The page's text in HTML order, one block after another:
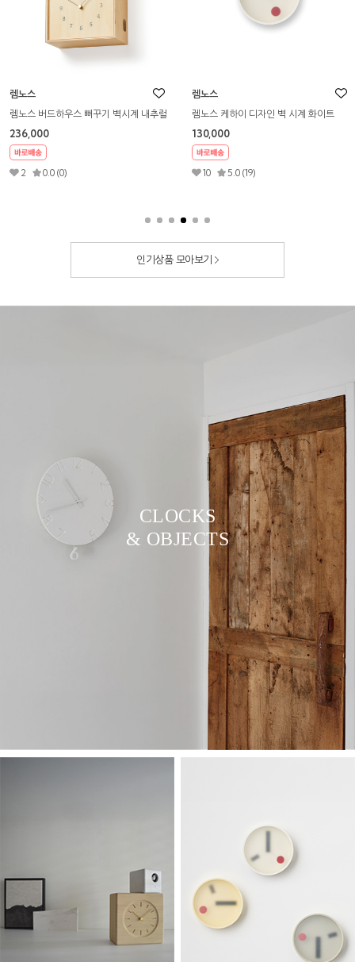
렘노스
렘노스 카브드 스윙 화이트 벽시계
195,000
3 5.0 (4)
렘노스
렘노스 카브드 A 벽시계
141,000
1 5.0 (1)
인기상품 모아보기
CLOCKS
& OBJECTS